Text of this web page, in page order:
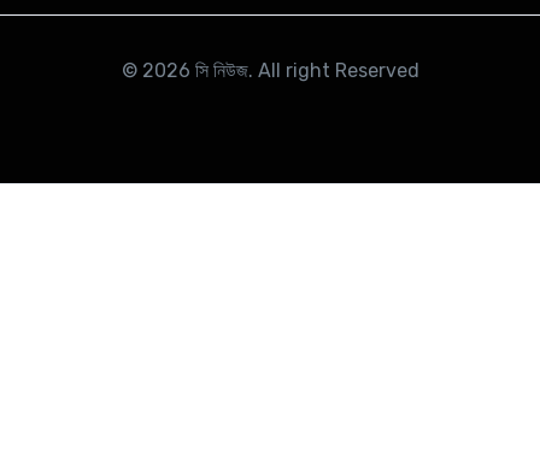
© 2026 সি নিউজ. All right Reserved